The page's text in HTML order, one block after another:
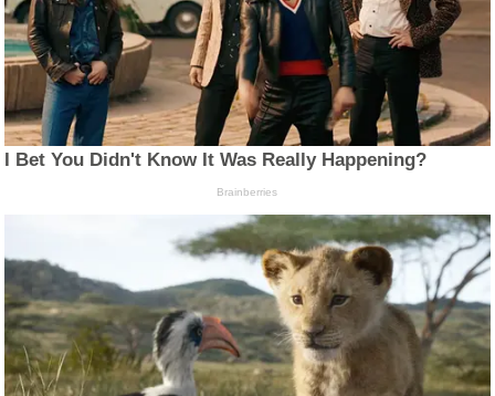
I Bet You Didn't Know It Was Really Happening?
Brainberries